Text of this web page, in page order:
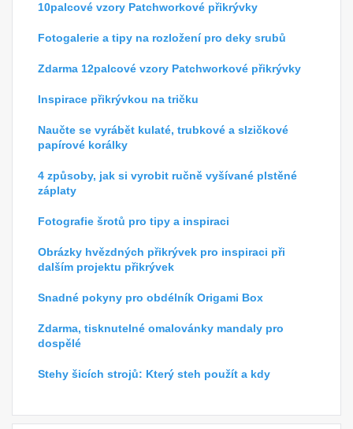
10palcové vzory Patchworkové přikrývky
Fotogalerie a tipy na rozložení pro deky srubů
Zdarma 12palcové vzory Patchworkové přikrývky
Inspirace přikrývkou na tričku
Naučte se vyrábět kulaté, trubkové a slzičkové
papírové korálky
4 způsoby, jak si vyrobit ručně vyšívané plstěné
záplaty
Fotografie šrotů pro tipy a inspiraci
Obrázky hvězdných přikrývek pro inspiraci při
dalším projektu přikrývek
Snadné pokyny pro obdélník Origami Box
Zdarma, tisknutelné omalovánky mandaly pro
dospělé
Stehy šicích strojů: Který steh použít a kdy